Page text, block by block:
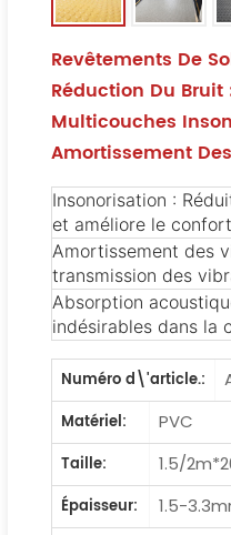
Revêtements De
Réduction Du
Multicouches
Amortissement
Insonorisation :
et améliore le
Amortissement des
transmission des
Absorption
indésirables dans la
Numéro d\'article.:
Matériel:
PVC
Taille:
1.5/
Épaisseur:
1.5-